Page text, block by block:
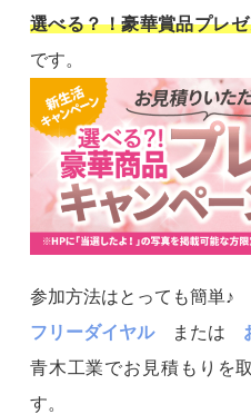
選べる？！豪華賞品プレ
です。
参加方法はとっても簡単♪
フリーダイヤルまたは
青木工業でお見積もりを
す。